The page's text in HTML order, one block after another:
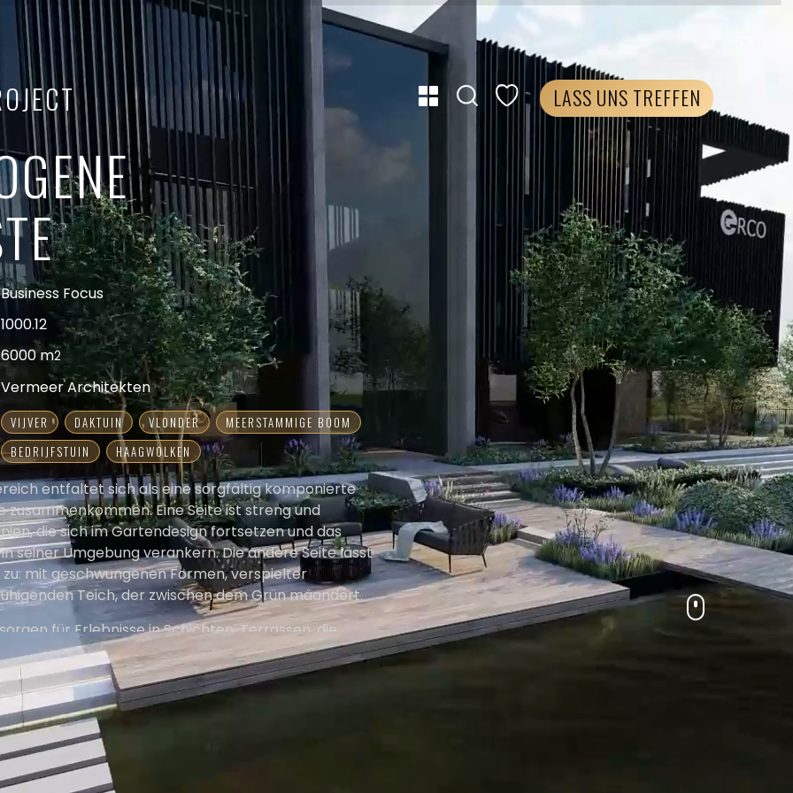
LASS UNS TREFFEN
Business Focus
1000.12
6000 m2
Vermeer Architekten
VIJVER DAKTUIN VLONDER
MEERSTAMMIGE BOOM
BEDRIJFSTUIN
HAAGWOLKEN
entfaltet sich als eine sorgfältig komponierte
Eine Seite ist streng und
die sich im Gartendesign fortsetzen und das
seiner Umgebung verankern. Die andere Seite lässt
mit geschwungenen Formen, verspielter
Teich, der zwischen dem Grün mäandert.
für Erlebnisse in Schichten: Terrassen, die
Wasserflächen, die reflektieren. Durch das
Strukturen und organischen Formen entsteht
sowohl Ruhe als auch Dynamik ausstrahlt. Ein Ort,
in einen durchdachten Dialog treten.